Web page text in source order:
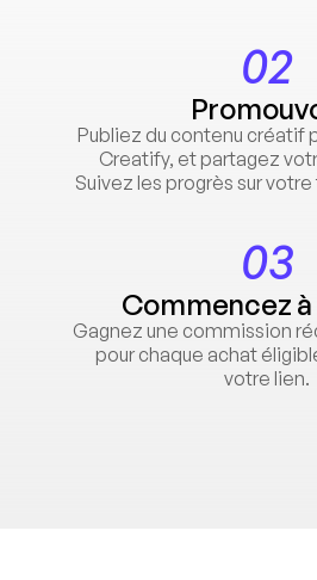
02
Publiez du contenu créatif
Creatify, et partagez
Suivez les progrès sur
03
Commencez
Gagnez une commission
pour chaque achat
votre lien.